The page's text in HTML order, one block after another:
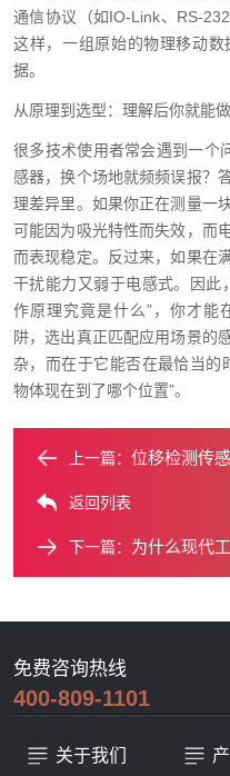
通信协议（如IO-Link、RS-
这样，一组原始的物理移动
据。
从原理到选型：理解后你就能
很多技术使用者常会遇到一个
感器，换个场地就频频误报？
理差异里。如果你正在测量一
可能因为吸光特性而失效，而
而表现稳定。反过来，如果在
干扰能力又弱于电感式。因此
作原理究竟是什么”，你才能
阱，选出真正匹配应用场景的
杂，而在于它能否在最恰当的
物体现在到了哪个位置”。
上一篇： 位移检测传感
返回列表
下一篇： 为什么现代
免费咨询热线
400-809-1101
关于我们